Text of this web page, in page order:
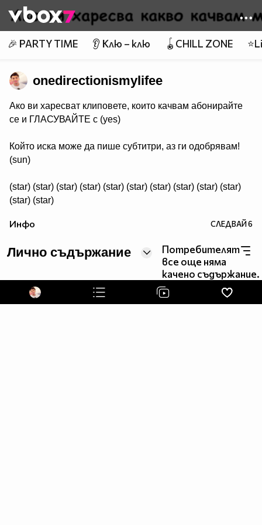
👾
🎉 PARTY TIME 👂 Клю – клю 🪀CHILL ZONE
onedirectionismylifee
Ако ви харесват клиповете, които качвам абонирайте
се и ГЛАСУВАЙТЕ с (yes)
Който иска може да пише субтитри, аз ги одобрявам!
(sun)
(star) (star) (star) (star) (star) (star) (star) (star) (star) (star)
(star) (star)
Клик ме нежно ! :>
Инфо СЛЕДВАЙ6
Лично съдържание
Потребителят
все още няма
качено съдържание.